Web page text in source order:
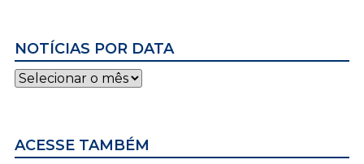
NOTÍCIAS POR DATA
Notícias
por
ACESSE TAMBÉM